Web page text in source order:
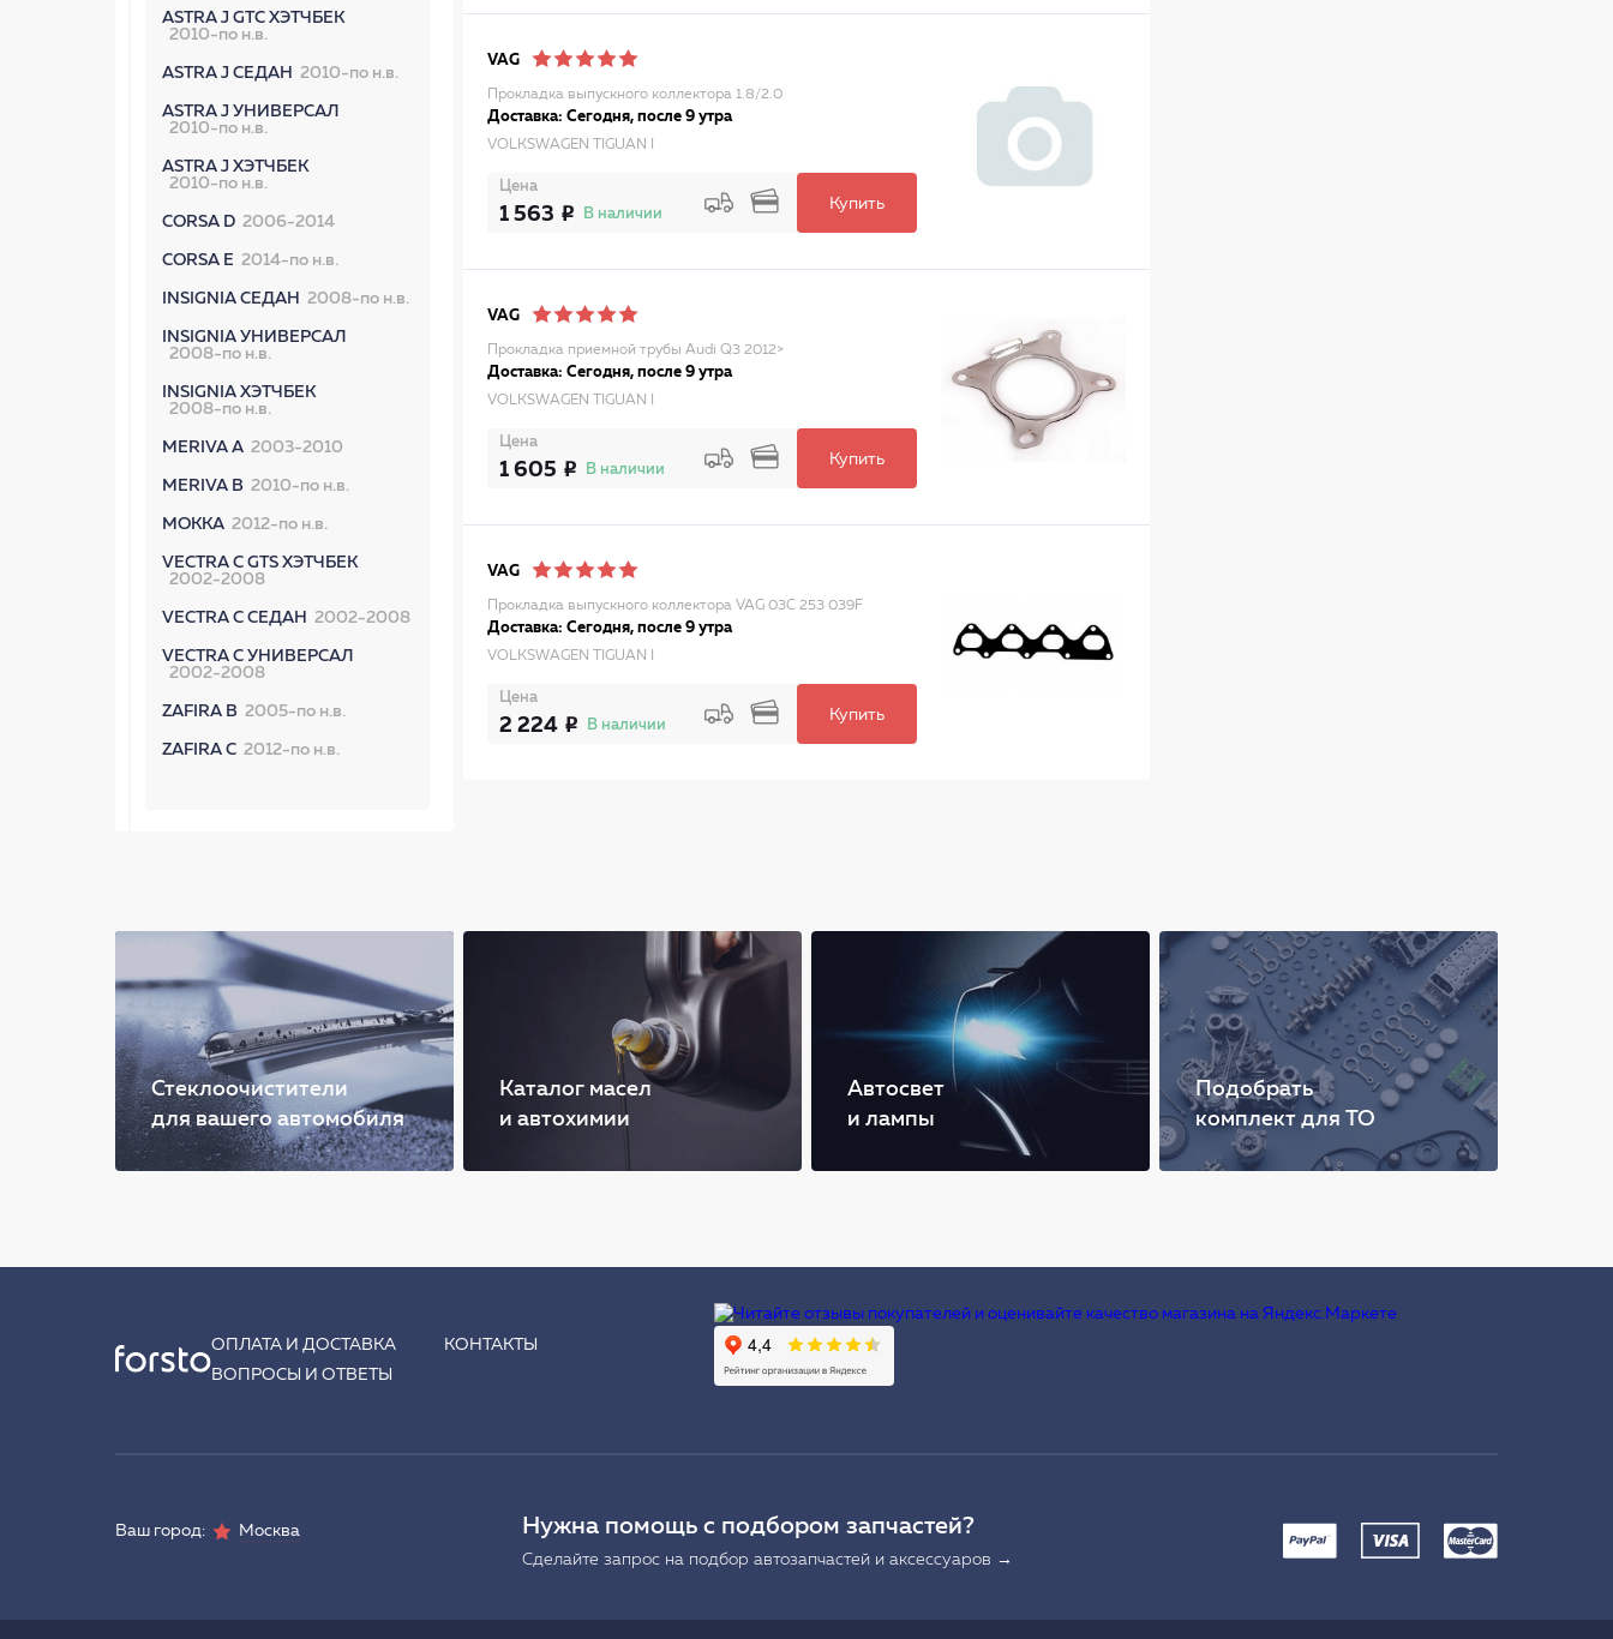
ASTRA J GTC ХЭТЧБЕК
2010-по н.в.
ASTRA J СЕДАН 2010-по н.в.
ASTRA J УНИВЕРСАЛ
2010-по н.в.
ASTRA J ХЭТЧБЕК
2010-по н.в.
CORSA D 2006-2014
CORSA E 2014-по н.в.
INSIGNIA СЕДАН 2008-по н.в.
INSIGNIA УНИВЕРСАЛ
2008-по н.в.
INSIGNIA ХЭТЧБЕК
2008-по н.в.
MERIVA A 2003-2010
MERIVA B 2010-по н.в.
MOKKA 2012-по н.в.
VECTRA C GTS ХЭТЧБЕК
2002-2008
VECTRA C СЕДАН 2002-2008
VECTRA C УНИВЕРСАЛ
2002-2008
ZAFIRA B 2005-по н.в.
ZAFIRA C 2012-по н.в.
VAG
Прокладка выпускного коллектора 1.8/2.0
Доставка: Сегодня, после 9 утра
VOLKSWAGEN TIGUAN I
Цена
1 563 В наличии
Купить
VAG
Прокладка приемной трубы Audi Q3 2012>
Доставка: Сегодня, после 9 утра
VOLKSWAGEN TIGUAN I
Цена
1 605 В наличии
Купить
VAG
Прокладка выпускного коллектора VAG 03C 253 039F
Доставка: Сегодня, после 9 утра
VOLKSWAGEN TIGUAN I
Цена
2 224 В наличии
Купить
Стеклоочистители
для вашего автомобиля
Каталог масел
и автохимии
Автосвет
и лампы
Подобрать
комплект для ТО
ОПЛАТА И ДОСТАВКА
КОНТАКТЫ
ВОПРОСЫ И ОТВЕТЫ
Ваш город: Москва Нужна помощь с подбором запчастей?
Сделайте запрос на подбор автозапчастей и аксессуаров →